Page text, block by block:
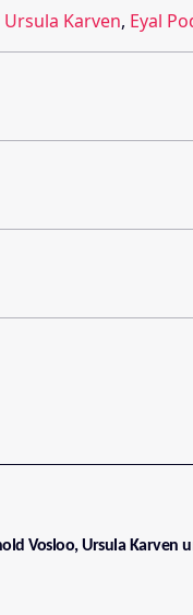
Ursula Karven, Eyal
Vosloo, Ursula Karven